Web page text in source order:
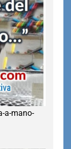
a-mano-